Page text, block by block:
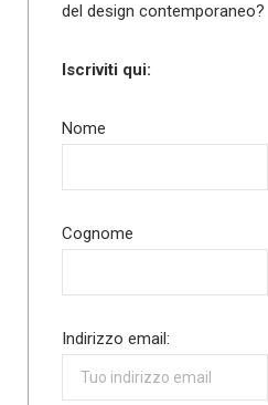
del design contemporaneo?
Iscriviti qui:
Nome
Cognome
Indirizzo email: